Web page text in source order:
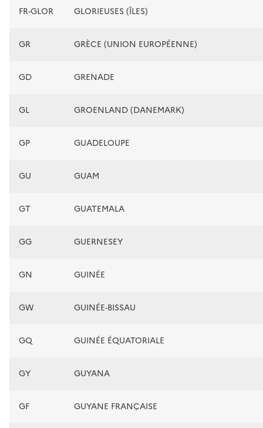
FR-GLOR GLORIEUSES (ÎLES)
GR GRÈCE (UNION EUROPÉENNE)
GD GRENADE
GL GROENLAND (DANEMARK)
GP GUADELOUPE
GU GUAM
GT GUATEMALA
GG GUERNESEY
GN GUINÉE
GW GUINÉE-BISSAU
GQ GUINÉE ÉQUATORIALE
GY GUYANA
GF GUYANE FRANÇAISE